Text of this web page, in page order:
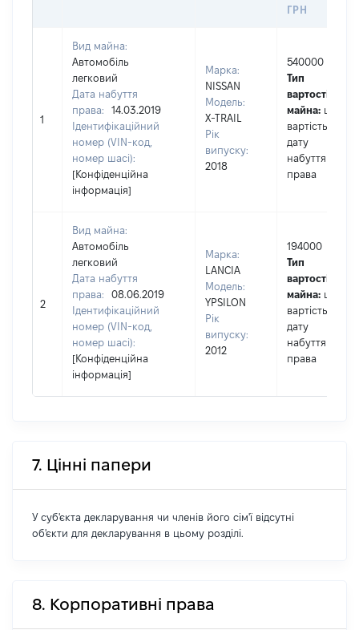
ГРН
1
Вид майна:
Автомобіль
легковий
Дата набуття
права:
14.03.2019
Ідентифікаційний
номер (VIN-код,
номер шасі):
[Конфіденційна
інформація]
Марка:
NISSAN
Модель:
X-TRAIL
Рік
випуску:
2018
540000
Тип
вартості
майна: це
вартість на
дату
набуття
права
2
Вид майна:
Автомобіль
легковий
Дата набуття
права:
08.06.2019
Ідентифікаційний
номер (VIN-код,
номер шасі):
[Конфіденційна
інформація]
Марка:
LANCIA
Модель:
YPSILON
Рік
випуску:
2012
194000
Тип
вартості
майна: це
вартість на
дату
набуття
права
7. Цінні папери
У суб'єкта декларування чи членів його сім'ї відсутні
об'єкти для декларування в цьому розділі.
8. Корпоративні права